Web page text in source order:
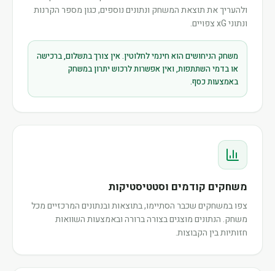
ולהעריך את תוצאת המשחק ונתונים נוספים, כגון מספר הקרנות
ונתוני xG צפויים.
משחק הניחושים הוא חינמי לחלוטין. אין צורך בתשלום, ברכישה
או בדמי השתתפות, ואין אפשרות לרכוש יתרון במשחק
באמצעות כסף.
משחקים קודמים וסטטיסטיקות
צפו במשחקים שכבר הסתיימו, בתוצאות ובנתונים המרכזיים מכל
משחק. הנתונים מוצגים בצורה ברורה ובאמצעות השוואות
חזותיות בין הקבוצות.